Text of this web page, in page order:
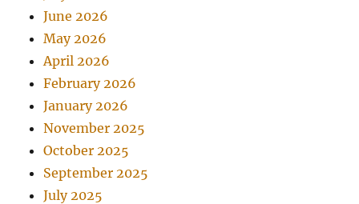
June 2026
May 2026
April 2026
February 2026
January 2026
November 2025
October 2025
September 2025
July 2025